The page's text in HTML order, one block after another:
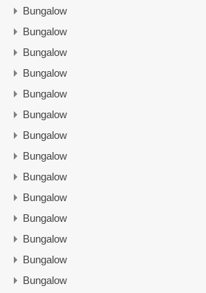
Bungalow
Bungalow
Bungalow
Bungalow
Bungalow
Bungalow
Bungalow
Bungalow
Bungalow
Bungalow
Bungalow
Bungalow
Bungalow
Bungalow